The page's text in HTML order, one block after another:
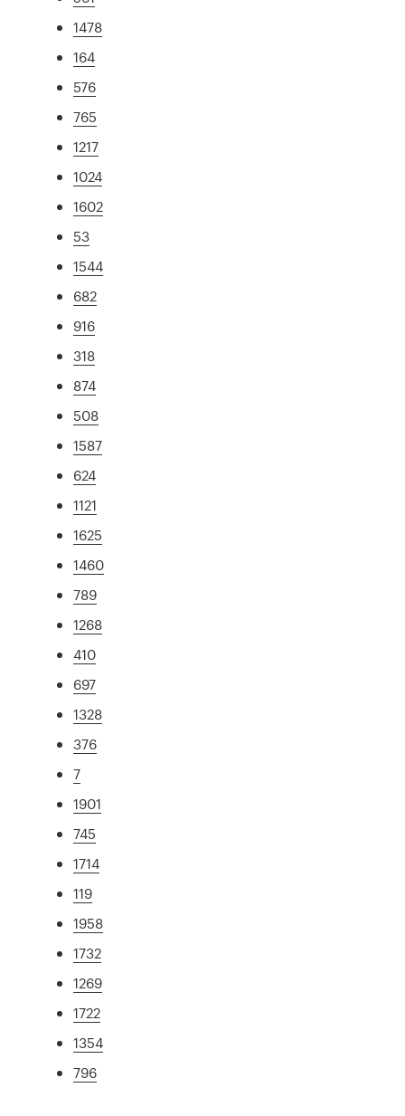
1478
164
576
765
1217
1024
1602
53
1544
682
916
318
874
508
1587
624
1121
1625
1460
789
1268
410
697
1328
376
7
1901
745
1714
119
1958
1732
1269
1722
1354
796